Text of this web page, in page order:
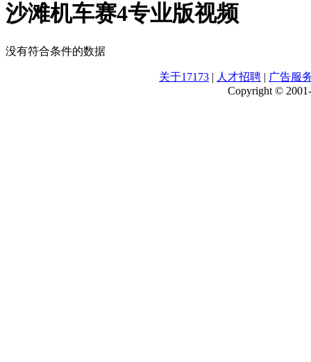
沙滩机车赛4专业版视频
没有符合条件的数据
关于17173 | 人才招聘 | 广告服
Copyright ©